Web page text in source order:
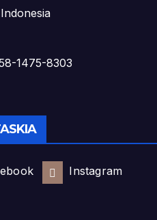
1475-8303
Instagram